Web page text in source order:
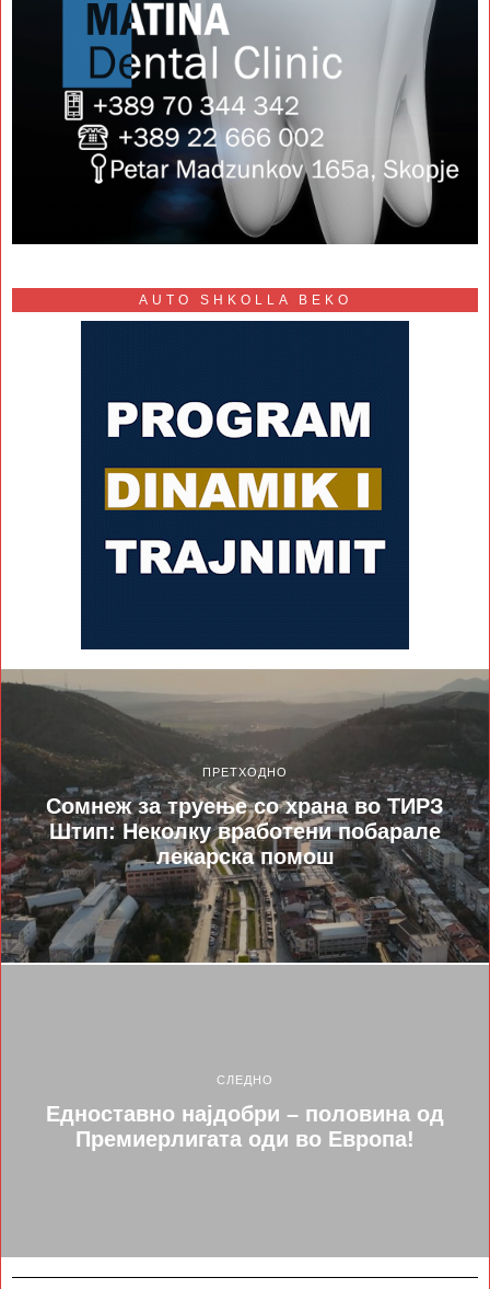
AUTO SHKOLLA BEKO
ПРЕТХОДНО
Сомнеж за труење со храна во ТИРЗ
Штип: Неколку вработени побарале
лекарска помош
СЛЕДНО
Едноставно најдобри – половина од
Премиерлигата оди во Европа!